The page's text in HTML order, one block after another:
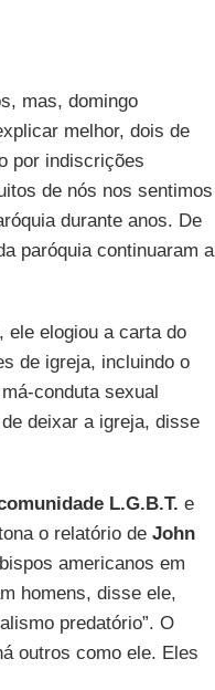
mas, domingo
melhor, dois de
por indiscrições
de nós nos sentimos
durante anos. De
paróquia continuaram a
ele elogiou a carta do
de igreja, incluindo o
conduta sexual
deixar a igreja, disse
L.G.B.T. e
o relatório de John
americanos em
homens, disse ele,
predatório”. O
outros como ele. Eles